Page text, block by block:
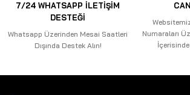
7/24 WHATSAPP İLETİŞİM
DESTEĞİ
Whatsapp Üzerinden Mesai Saatleri
Dışında Destek Alın!
Numaraları
İçerisinde